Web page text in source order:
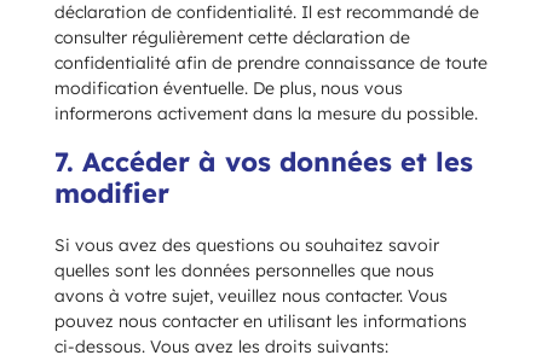
déclaration de confidentialité. Il est recommandé de
consulter régulièrement cette déclaration de
confidentialité afin de prendre connaissance de toute
modification éventuelle. De plus, nous vous
informerons activement dans la mesure du possible.
7. Accéder à vos données et les
modifier
Si vous avez des questions ou souhaitez savoir
quelles sont les données personnelles que nous
avons à votre sujet, veuillez nous contacter. Vous
pouvez nous contacter en utilisant les informations
ci-dessous. Vous avez les droits suivants: